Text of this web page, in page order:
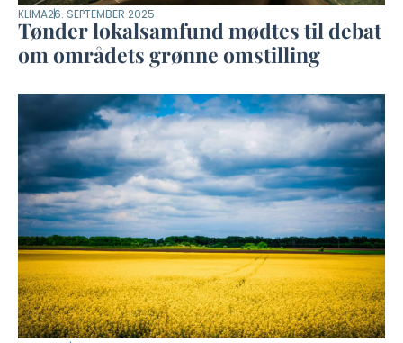
KLIMA26. SEPTEMBER 2025
Tønder lokalsamfund mødtes til debat
om områdets grønne omstilling